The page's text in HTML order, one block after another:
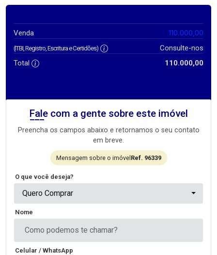
Venda 110.000,00
(ITBI, Registro, Escritura e Certidões)
Consulte-nos
Total
110.000,00
Fale com a gente sobre este imóvel
Preencha os campos abaixo e retornamos o seu contato
em breve.
Mensagem sobre o imóvel Ref. 96339
O que você deseja?
Quero Comprar
Nome
Celular / WhatsApp